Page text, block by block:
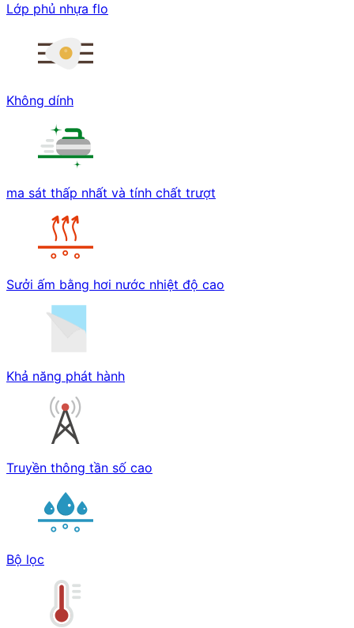
Lớp phủ nhựa flo
Không dính
ma sát thấp nhất và tính chất trượt
Sưởi ấm bằng hơi nước nhiệt độ cao
Khả năng phát hành
Truyền thông tần số cao
Bộ lọc